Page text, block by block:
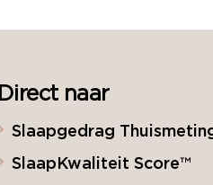
Direct naar
Slaapgedrag
SlaapKwaliteit Score™